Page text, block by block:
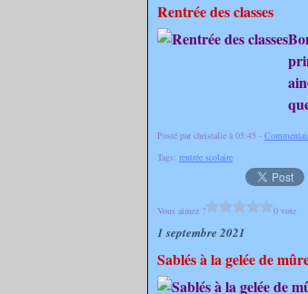
Rentrée des classes
Posté par christalie à 05:45 -
Tags: rentrée scolaire
Vous aimez ? 0 vote
1 septembre 2021
Sablés à la gelée de